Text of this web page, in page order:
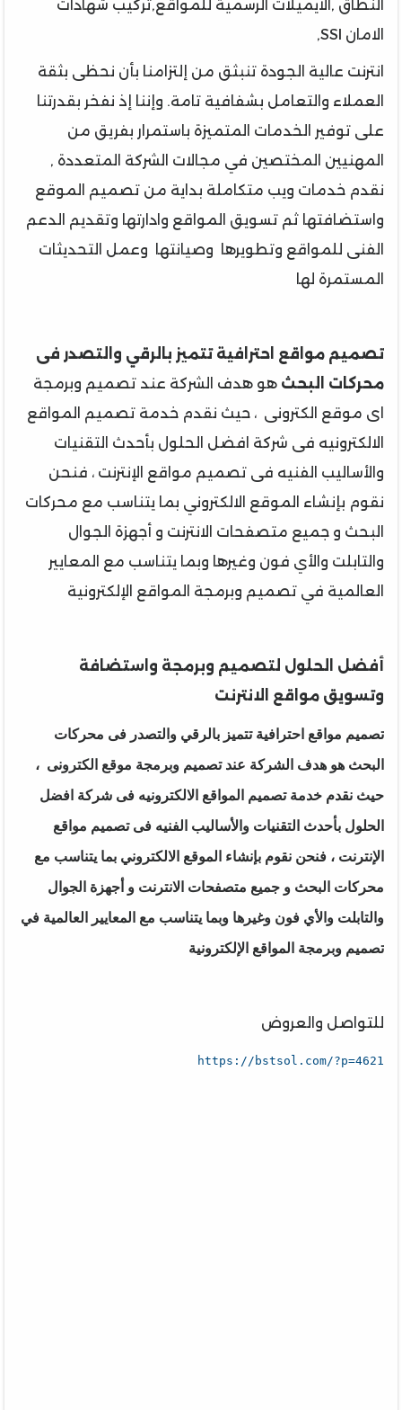
النطاق ,الايميلات الرسمية للمواقع,تركيب شهادات
الامان SSl,
انترنت عالية الجودة تنبثق من إلتزامنا بأن نحظى بثقة
العملاء والتعامل بشفافية تامة. وإننا إذ نفخر بقدرتنا
على توفير الخدمات المتميزة باستمرار بفريق من
المهنيين المختصين في مجالات الشركة المتعددة ,
نقدم خدمات ويب متكاملة بداية من تصميم الموقع
واستضافتها ثم تسويق المواقع وادارتها وتقديم الدعم
الفنى للمواقع وتطويرها وصيانتها وعمل التحديثات
المستمرة لها
تصميم مواقع احترافية تتميز بالرقي والتصدر فى
محركات البحث هو هدف الشركة عند تصميم وبرمجة
اى موقع الكترونى ، حيث نقدم خدمة تصميم المواقع
الالكترونيه فى شركة افضل الحلول بأحدث التقنيات
والأساليب الفنيه فى تصميم مواقع الإنترنت ، فنحن
نقوم بإنشاء الموقع الالكتروني بما يتناسب مع محركات
البحث و جميع متصفحات الانترنت و أجهزة الجوال
والتابلت والأي فون وغيرها وبما يتناسب مع المعايير
العالمية في تصميم وبرمجة المواقع الإلكترونية
أفضل الحلول لتصميم وبرمجة واستضافة
وتسويق مواقع الانترنت
تصميم مواقع احترافية تتميز بالرقي والتصدر فى محركات
البحث هو هدف الشركة عند تصميم وبرمجة موقع الكترونى ،
حيث نقدم خدمة تصميم المواقع الالكترونيه فى شركة افضل
الحلول بأحدث التقنيات والأساليب الفنيه فى تصميم مواقع
الإنترنت ، فنحن نقوم بإنشاء الموقع الالكتروني بما يتناسب مع
محركات البحث و جميع متصفحات الانترنت و أجهزة الجوال
والتابلت والأي فون وغيرها وبما يتناسب مع المعايير العالمية في
تصميم وبرمجة المواقع الإلكترونية
للتواصل والعروض
https://bstsol.com/?p=4621